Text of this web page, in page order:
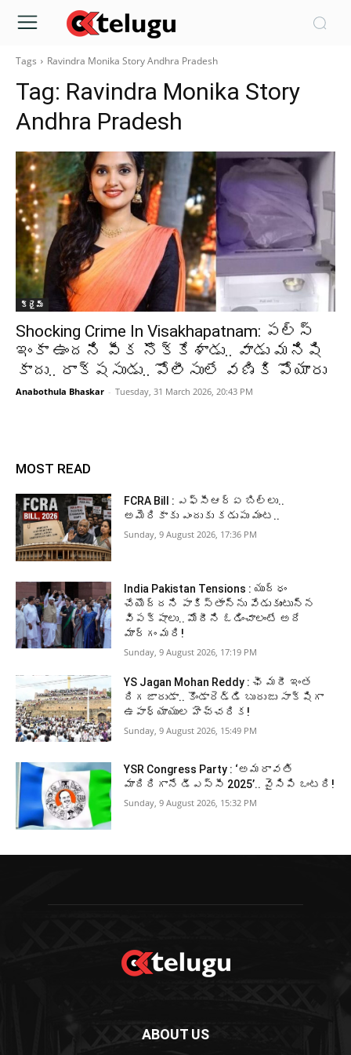
Tags Ravindra Monika Story Andhra Pradesh
Tag: Ravindra Monika Story
Andhra Pradesh
క్రైమ్‌
Shocking Crime In Visakhapatnam: పల్స్
ఇంకా ఉందని పీక నొక్కేశాడు.. వాడు మనిషి
కాదు.. రాక్షసుడు.. పోలీసులే వణికి పోయారు
Anabothula Bhaskar - Tuesday, 31 March 2026, 20:43 PM
MOST READ
FCRA Bill : ఎఫ్‌సీఆర్‌ఏ బిల్లు..
అమెరికాకు ఎందుకు కడుపు మంట..
Sunday, 9 August 2026, 17:36 PM
India Pakistan Tensions : యుద్ధం
చేయొద్దని పాకిస్తాన్‌ను వేడుకుంటున్న
విపక్షాలు.. మోదీని ఓడించాలంటే అదే
మార్గం మరి!
Sunday, 9 August 2026, 17:19 PM
YS Jagan Mohan Reddy : ఛీ మరీ ఇంత
దిగజారుడా.. కొండారెడ్డి బురుజు సాక్షిగా
ఉపాధ్యాయుల హెచ్చరిక!
Sunday, 9 August 2026, 15:49 PM
YSR Congress Party : ‘అమరావతి
మాదిరిగానే డీఎస్సీ 2025’.. వైసిపి ఒంటరి!
Sunday, 9 August 2026, 15:32 PM
ABOUT US